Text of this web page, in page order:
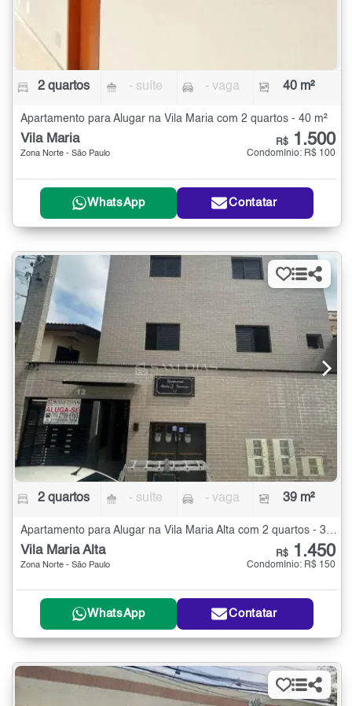
2 quartos - suíte - vaga 40 m²
Apartamento para Alugar na Vila Maria com 2 quartos - 40 m²
Vila Maria
Zona Norte - São Paulo
R$ 1.500
Condomínio: R$ 100
WhatsApp Contatar
2 quartos - suíte - vaga 39 m²
Vila Maria Alta
Zona Norte - São Paulo
R$ 1.450
Condomínio: R$ 150
WhatsApp Contatar